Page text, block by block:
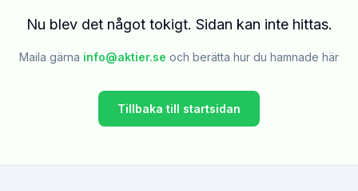
Nu blev det något tokigt. Sidan kan inte hittas.
Maila gärna info@aktier.se och berätta hur du hamnade här
Tillbaka till startsidan